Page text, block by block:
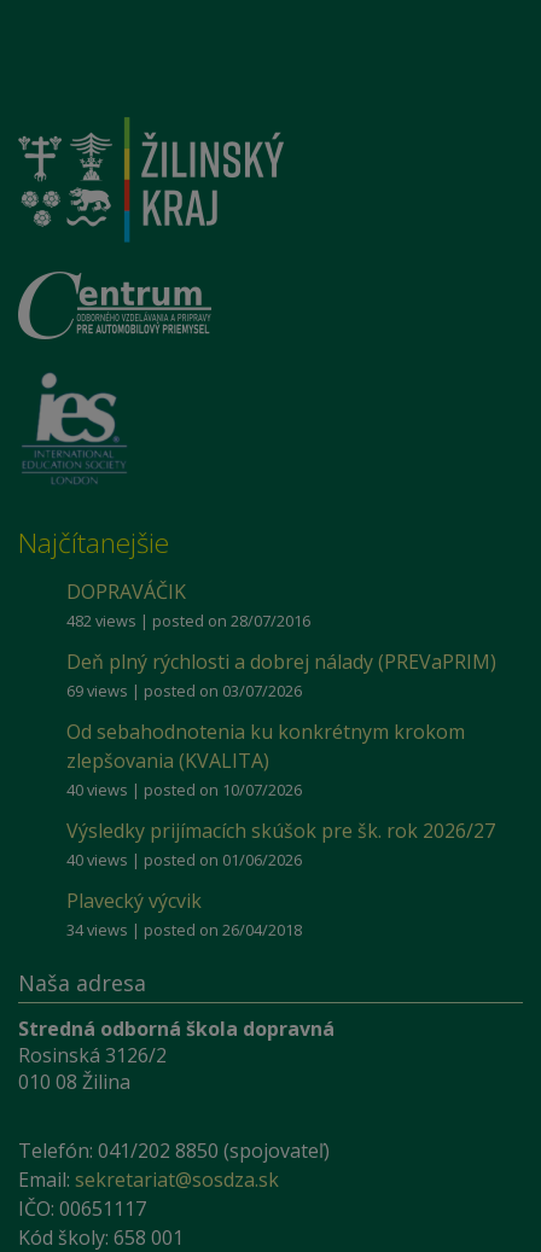
Najčítanejšie
DOPRAVÁČIK
482 views | posted on 28/07/2016
Deň plný rýchlosti a dobrej nálady (PREVaPRIM)
69 views | posted on 03/07/2026
Od sebahodnotenia ku konkrétnym krokom
zlepšovania (KVALITA)
40 views | posted on 10/07/2026
Výsledky prijímacích skúšok pre šk. rok 2026/27
40 views | posted on 01/06/2026
Plavecký výcvik
34 views | posted on 26/04/2018
Naša adresa
Stredná odborná škola dopravná
Rosinská 3126/2
010 08 Žilina
Telefón: 041/202 8850 (spojovateľ)
Email: sekretariat@sosdza.sk
IČO: 00651117
Kód školy: 658 001